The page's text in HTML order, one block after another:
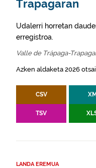
Trapagaran
Udalerri horretan
erregistroa.
Valle de Trápaga-
Azken aldaketa 2026
CSV
TSV
LANDA EREMUA